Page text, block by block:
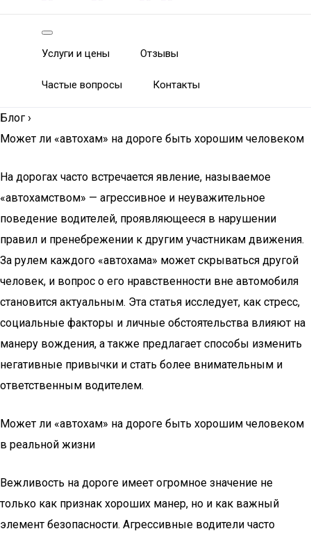
Услуги и цены Отзывы
Частые вопросы Контакты
Блог ›
Может ли «автохам­» на дороге быть хорошим человеком
На дорогах часто встречается явление, называемое
«автохамством» — агрессивное и неуважительное
поведение водителей, проявляющееся в нарушении
правил и пренебрежении к другим участникам движения.
За рулем каждого «автохама» может скрываться другой
человек, и вопрос о его нравственности вне автомобиля
становится актуальным. Эта статья исследует, как стресс,
социальные факторы и личные обстоятельства влияют на
манеру вождения, а также предлагает способы изменить
негативные привычки и стать более внимательным и
ответственным водителем.
Может ли «автохам­» на дороге быть хорошим человеком
в реальной жизни
Вежливость на дороге имеет огромное значение не
только как признак хороших манер, но и как важный
элемент безопасности. Агрессивные водители часто